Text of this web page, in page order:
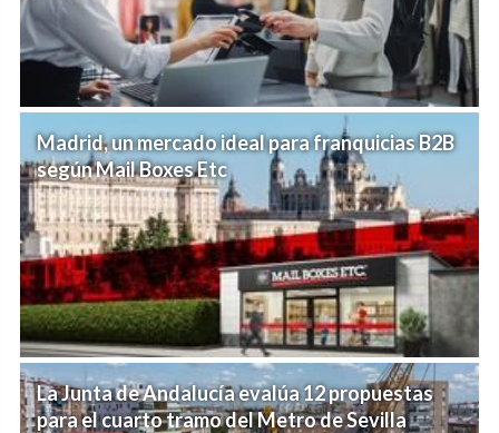
Madrid, un mercado ideal para franquicias B2B
según Mail Boxes Etc
La Junta de Andalucía evalúa 12 propuestas
para el cuarto tramo del Metro de Sevilla